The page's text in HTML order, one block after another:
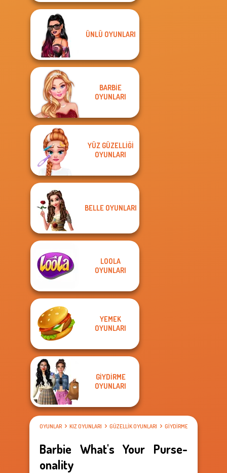
ÜNLÜ OYUNLARI
BARBIE
OYUNLARI
YÜZ GÜZELLIĞI
OYUNLARI
BELLE OYUNLARI
LOOLA
OYUNLARI
YEMEK
OYUNLARI
GIYDIRME
OYUNLARI
OYUNLAR KIZ OYUNLARI GÜZELLIK OYUNLARI GIYDIRME OYUNLARI
Barbie What's Your Purse-
onality